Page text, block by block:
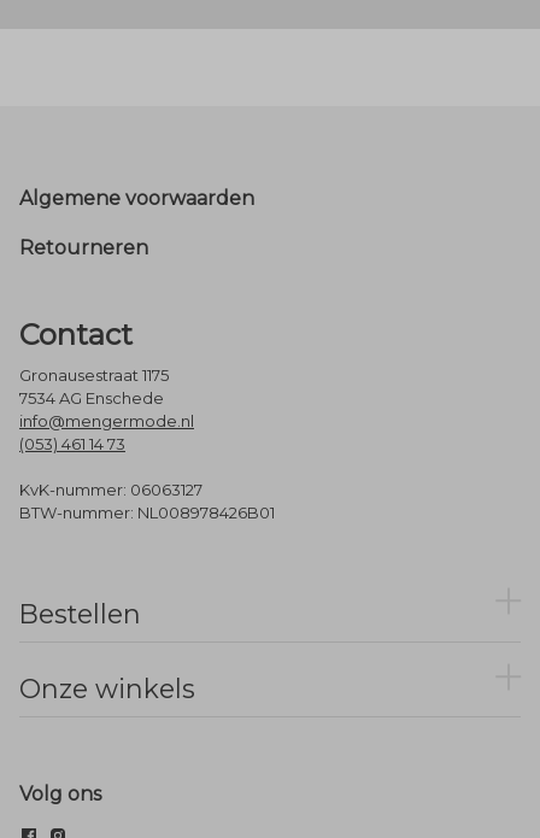
Footer
Algemene voorwaarden
Retourneren
Contact
Gronausestraat 1175
7534 AG Enschede
info@mengermode.nl
(053) 461 14 73
KvK-nummer: 06063127
BTW-nummer: NL008978426B01
Bestellen
Onze winkels
Volg ons